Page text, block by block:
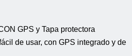
GPS y Tapa protectora
de usar, con GPS integrado y de